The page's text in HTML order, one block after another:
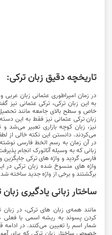
تاریخچه دقیق زبان ترکی:
در زمان امپراطوری عثمانی زبان عربی
به این زبان ترکی، ترکی عثمانی نیز
خاص و سطح بالای جامعه مانند تحصیل
زبان ترکی عثمانی نیز فقط به این
نیز، زبان کوچه بازاری تعبیر می‌شد
می‌کردند. دانستن این نکته خالی از
زبانی که به وسیله آتاتورک انجام
فارسی گردید و واژه های ترکی
واژه های منسوخ شده زبان ترکی در
برگشتند و برخی از واژه جدید ساخته
ساختار زبانی یادگیری زبان
مانند همه‌ی زبان های ترکی، در
کردن پسوند به ریشه اسمی یا
شمار اسم را تعیین می‌کنند. در ادامه
خصوص ساختار زبان ترکی که برای